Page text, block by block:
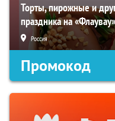
Торты, пирожные и
праздника на «Флаувау»
Россия
Промокод